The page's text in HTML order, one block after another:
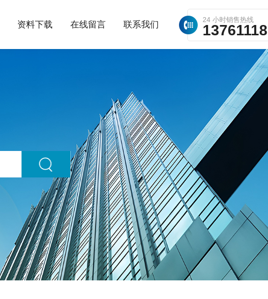
24 小时销售热线
资料下载 在线留言 联系我们